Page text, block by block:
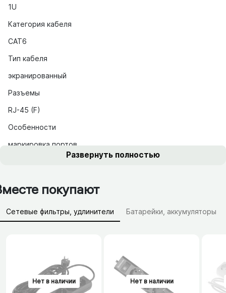
1U
Категория кабеля
CAT6
Тип кабеля
экранированный
Разъемы
RJ-45 (F)
Особенности
маркировка портов
Развернуть полностью
покупают
Сетевые фильтры, удлинители Батарейки, аккумуляторы